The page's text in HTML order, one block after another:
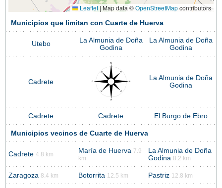
Leaflet | Map data ©OpenStreetMapcontributors
Municipios que limitan con Cuarte de Huerva
Utebo
La Almunia de Doña
Godina
La Almunia de Doña
Godina
Cadrete
La Almunia de Doña
Godina
Cadrete Cadrete El Burgo de Ebro
Municipios vecinos de Cuarte de Huerva
Cadrete 4.8 km María de Huerva 7.9
km
La Almunia de Doña
Godina 8.2 km
Zaragoza 8.4 km Botorrita 12.5 km Pastriz 12.8 km